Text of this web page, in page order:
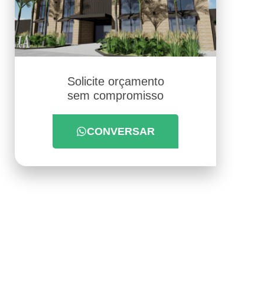
Solicite orçamento
sem compromisso
CONVERSAR